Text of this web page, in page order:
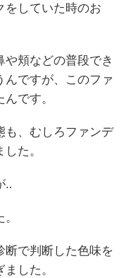
をしていた時のお
頬などの普段でき
んですが、このファ
です。
も、むしろファンデ
た。
‥
断で判断した色味を
した。